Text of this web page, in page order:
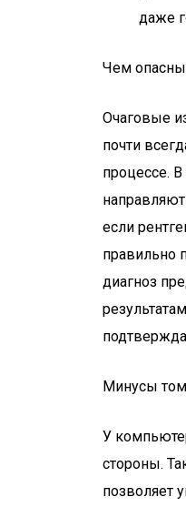
даже
Чем
Очаговые
почти
процессе.
если
правильно
диагноз
Минусы
У
стороны.
позволяет